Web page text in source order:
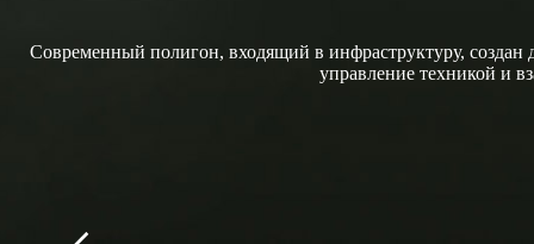
Современный полигон, входящий в инфраструктуру, создан
управление техникой и